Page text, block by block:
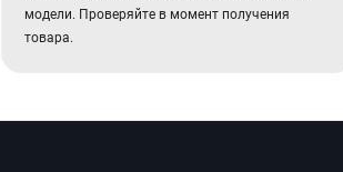
модели. Проверяйте в момент получения
товара.